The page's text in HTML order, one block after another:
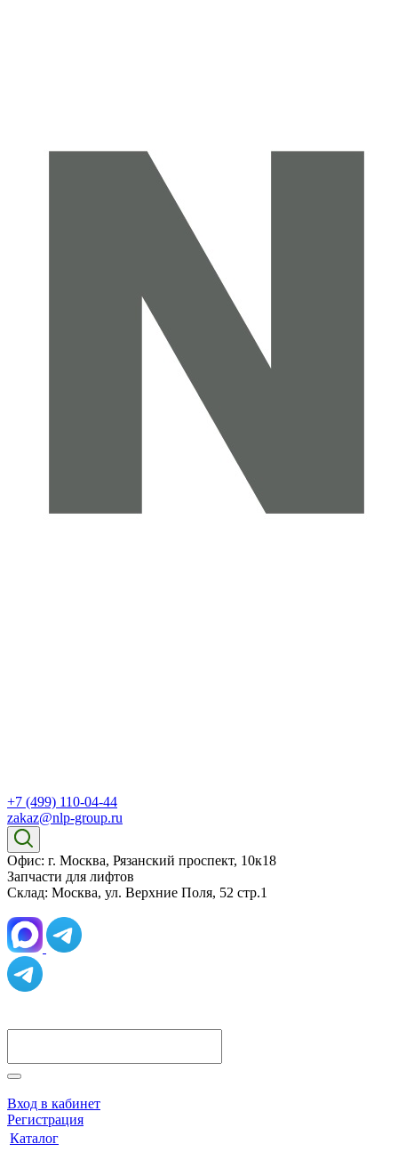
+7 (499) 110-04-44
zakaz@nlp-group.ru
Офис: г. Москва, Рязанский проспект, 10к18
Запчасти для лифтов
Склад: Москва, ул. Верхние Поля, 52 стр.1
Вход в кабинет
Регистрация
Каталог